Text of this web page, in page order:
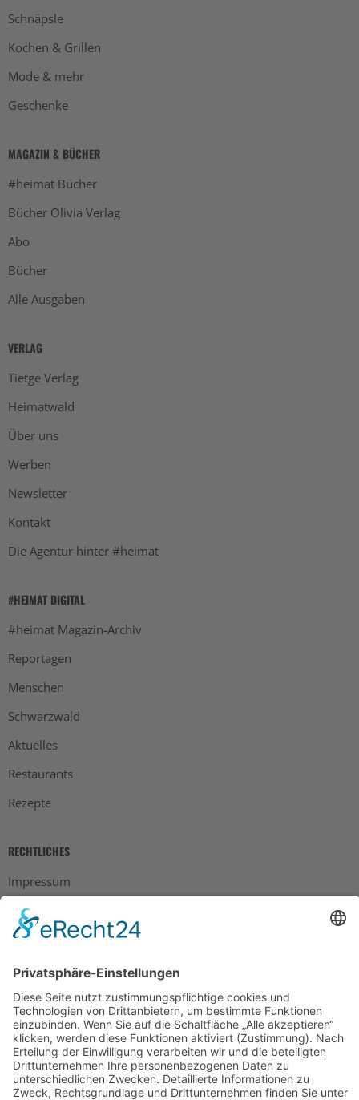
Schnäpsle
Kochen & Grillen
Mode & mehr
Geschenke
MAGAZIN & BÜCHER
#heimat Bücher
Bücher Olivia Verlag
Abo
Bücher
Alle Ausgaben
VERLAG
Tietge Verlag
Heimatwald
Über uns
Werben
Newsletter
Kontakt
Die Agentur hinter #heimat
#HEIMAT DIGITAL
#heimat Magazin-Archiv
Reportagen
Menschen
Schwarzwald
Aktuelles
Restaurants
Rezepte
RECHTLICHES
Impressum
Datenschutz
AGB
Widerrufsbelehrung
Bankdaten